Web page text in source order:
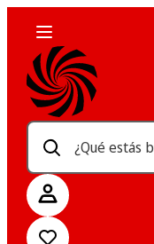
¿Qué estás